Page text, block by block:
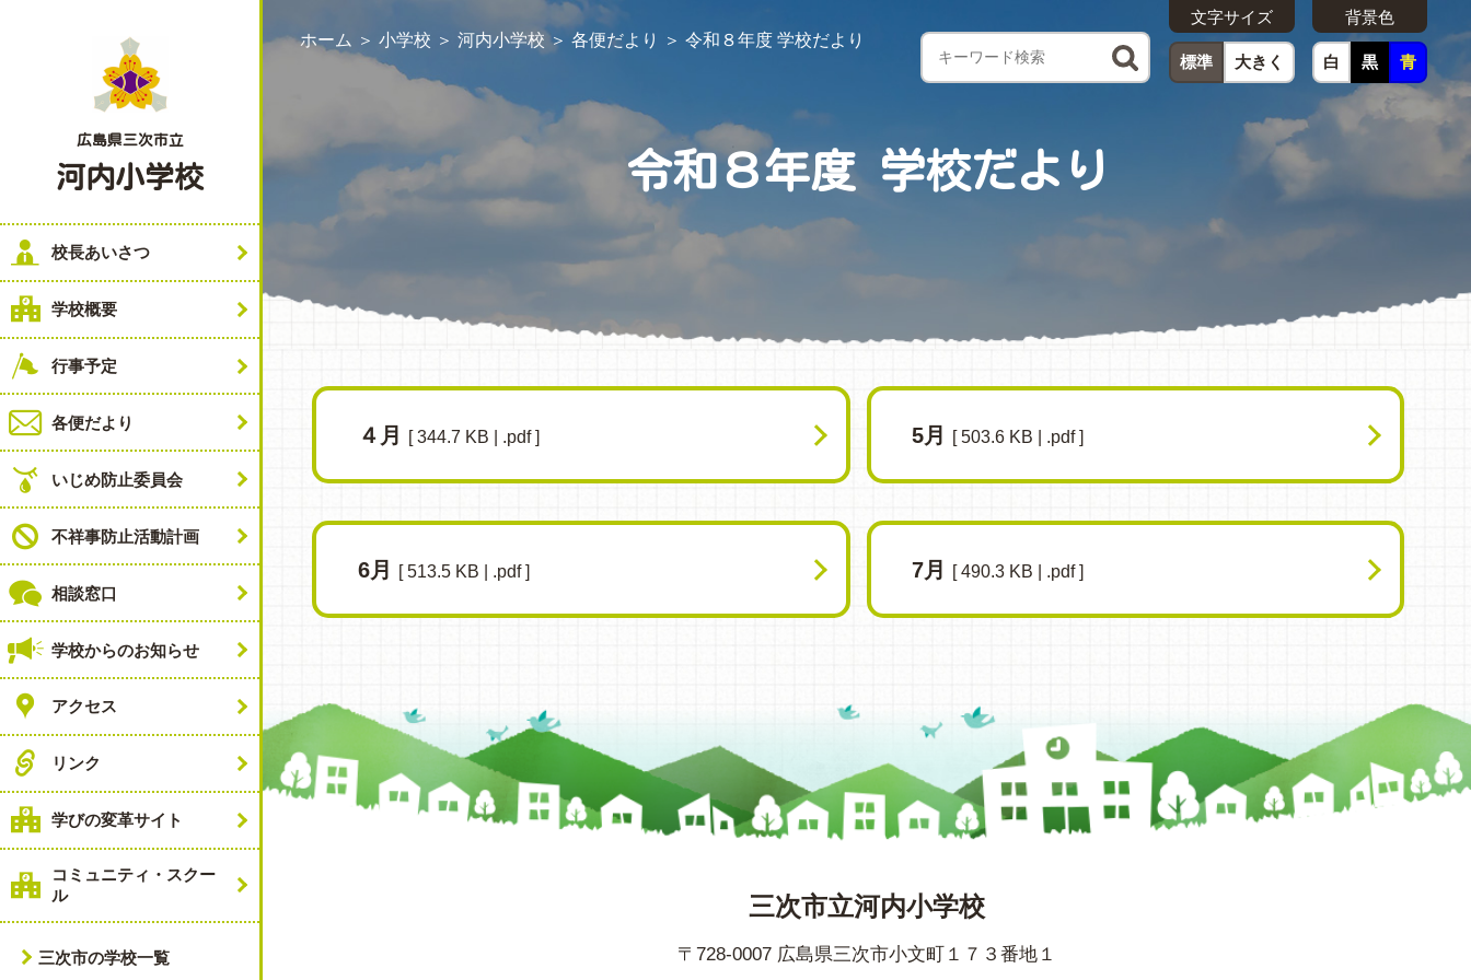
広島県三次市立
河内小学校
校長あいさつ
学校概要
行事予定
各便だより
いじめ防止委員会
不祥事防止活動計画
相談窓口
学校からのお知らせ
アクセス
リンク
学びの変革サイト
コミュニティ・スクー
ル
三次市の学校一覧
文字サイズ
標準 大きく
背景色
白 黒 青
ホーム ＞ 小学校 ＞ 河内小学校 ＞ 各便だより ＞ 令和８年度 学校だより
令和８年度 学校だより
４月 [ 344.7 KB | .pdf ] 5月 [ 503.6 KB | .pdf ]
6月 [ 513.5 KB | .pdf ] 7月 [ 490.3 KB | .pdf ]
三次市立河内小学校
〒728-0007 広島県三次市小文町１７３番地１